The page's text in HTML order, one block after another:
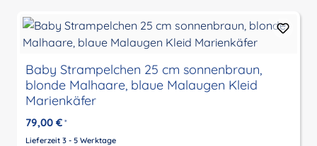
Baby Strampelchen 25 cm sonnenbraun,
blonde Malhaare, blaue Malaugen Kleid
Marienkäfer
79,00 € *
Lieferzeit 3 - 5 Werktage